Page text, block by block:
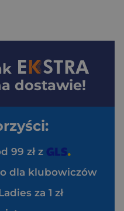
dostawie!
99 zł z
dla klubowiczów
za 1 zł